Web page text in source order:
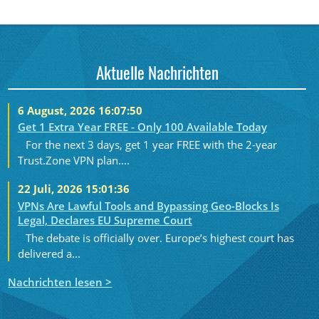
Aktuelle Nachrichten
6 August, 2026 16:07:50
Get 1 Extra Year FREE - Only 100 Available Today
For the next 3 days, get 1 year FREE with the 2-year
Trust.Zone VPN plan....
22 Juli, 2026 15:01:36
VPNs Are Lawful Tools and Bypassing Geo-Blocks Is
Legal, Declares EU Supreme Court
The debate is officially over. Europe’s highest court has
delivered a...
Nachrichten lesen >